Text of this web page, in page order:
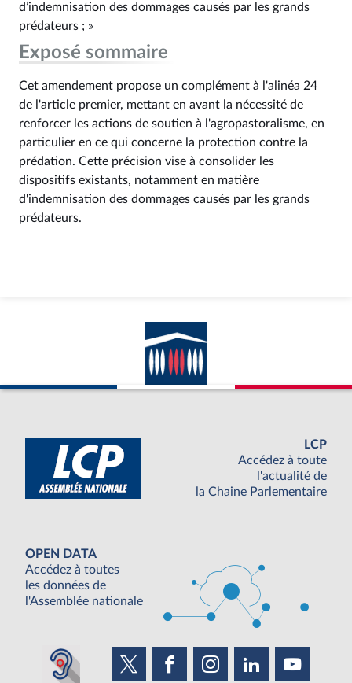
d’indemnisation des dommages causés par les grands
prédateurs ; »
Exposé sommaire
Cet amendement propose un complément à l'alinéa 24
de l'article premier, mettant en avant la nécessité de
renforcer les actions de soutien à l'agropastoralisme, en
particulier en ce qui concerne la protection contre la
prédation. Cette précision vise à consolider les
dispositifs existants, notamment en matière
d'indemnisation des dommages causés par les grands
prédateurs.
LCP
Accédez à toute
l'actualité de
la Chaine Parlementaire
OPEN DATA
Accédez à toutes
les données de
l'Assemblée nationale